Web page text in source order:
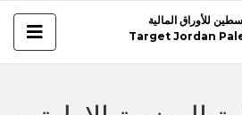
للأوراق المالية
Target Jordan